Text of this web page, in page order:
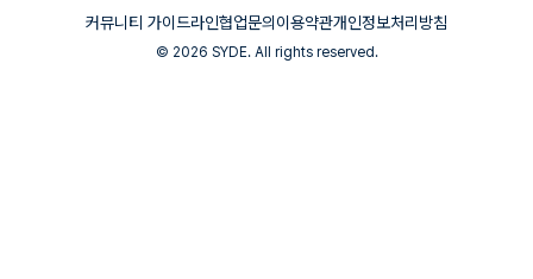
커뮤니티 가이드라인협업문의 이용약관개인정보처리방침
© 2026 SYDE. All rights reserved.